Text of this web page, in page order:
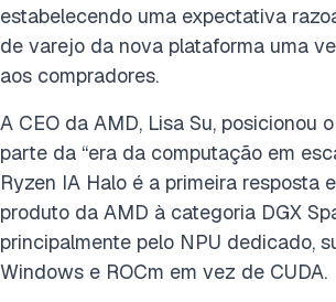
estabelecendo uma expectativa
de varejo da nova plataforma uma
aos compradores.
A CEO da AMD, Lisa Su, posicionou
parte da “era da computação em
Ryzen IA Halo é a primeira resposta
produto da AMD à categoria DGX
principalmente pelo NPU dedicado,
Windows e ROCm em vez de CUDA.